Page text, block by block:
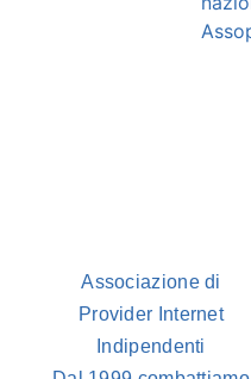
Associazione di
Provider Internet
Indipendenti